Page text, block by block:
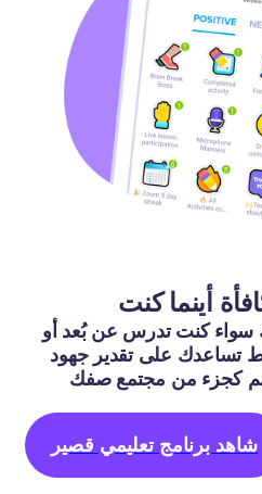
شاهد برنامج تعليمي قصير